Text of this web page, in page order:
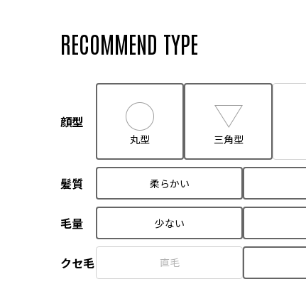
RECOMMEND TYPE
顔型
丸型 三角型
髪質 柔らかい
毛量 少ない
クセ毛 直毛